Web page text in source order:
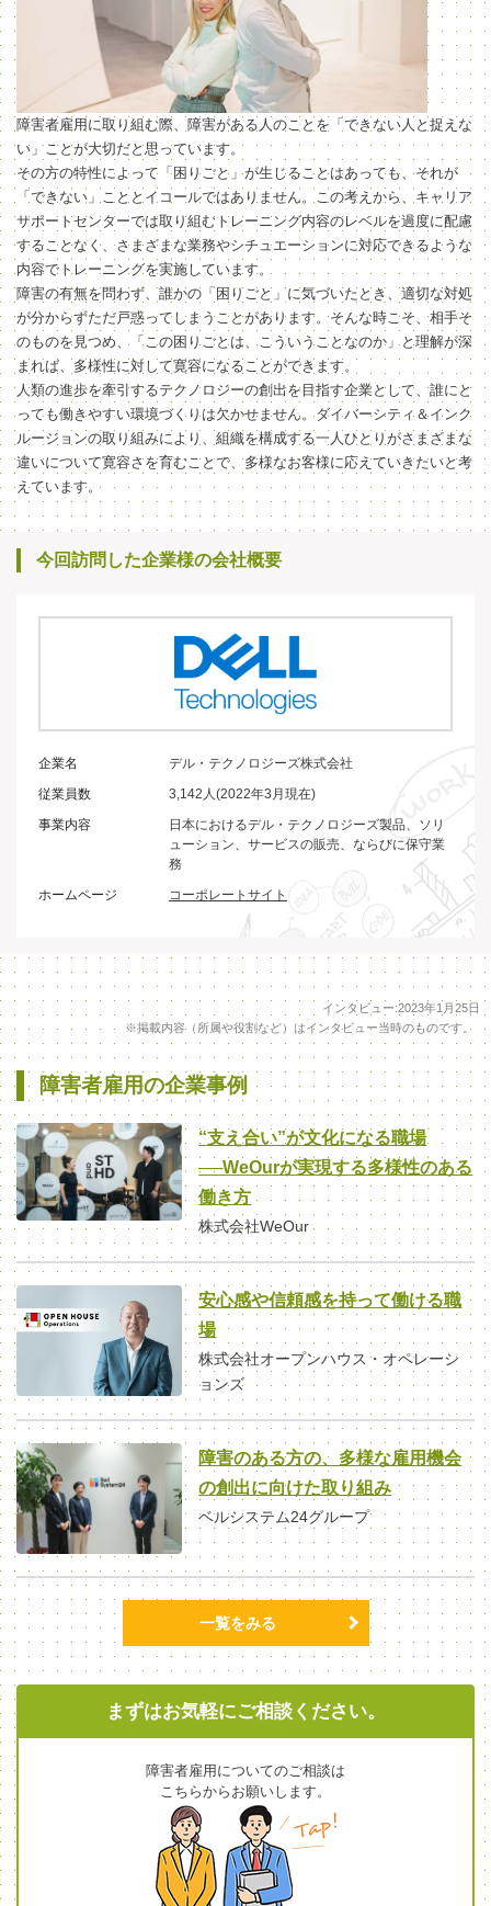
障害者雇用に取り組む際、障害がある人のことを「できない人と捉えな
い」ことが大切だと思っています。
その方の特性によって「困りごと」が生じることはあっても、それが
「できない」こととイコールではありません。この考えから、キャリア
サポートセンターでは取り組むトレーニング内容のレベルを過度に配慮
することなく、さまざまな業務やシチュエーションに対応できるような
内容でトレーニングを実施しています。
障害の有無を問わず、誰かの「困りごと」に気づいたとき、適切な対処
が分からずただ戸惑ってしまうことがあります。そんな時こそ、相手そ
のものを見つめ、「この困りごとは、こういうことなのか」と理解が深
まれば、多様性に対して寛容になることができます。
人類の進歩を牽引するテクノロジーの創出を目指す企業として、誰にと
っても働きやすい環境づくりは欠かせません。ダイバーシティ＆インク
ルージョンの取り組みにより、組織を構成する一人ひとりがさまざまな
違いについて寛容さを育むことで、多様なお客様に応えていきたいと考
えています。
今回訪問した企業様の会社概要
企業名
デル・テクノロジーズ株式会社
従業員数
3,142人(2022年3月現在)
事業内容
日本におけるデル・テクノロジーズ製品、ソリ
ューション、サービスの販売、ならびに保守業
務
ホームページ
コーポレートサイト
インタビュー:2023年1月25日
※掲載内容（所属や役割など）はインタビュー当時のものです。
障害者雇用の企業事例
“支え合い”が文化になる職場
──WeOurが実現する多様性のある
働き方
株式会社WeOur
安心感や信頼感を持って働ける職
場
株式会社オープンハウス・オペレーシ
ョンズ
障害のある方の、多様な雇用機会
の創出に向けた取り組み
ベルシステム24グループ
一覧をみる
まずはお気軽にご相談ください。
障害者雇用についてのご相談は
こちらからお願いします。